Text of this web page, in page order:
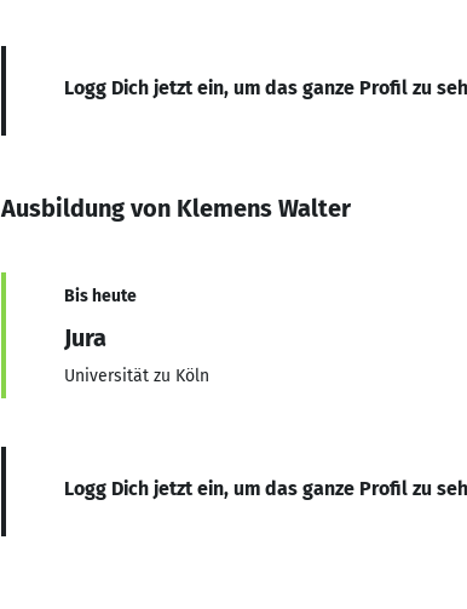
Logg Dich jetzt ein, um das ganze Profil zu
Ausbildung von Klemens Walter
Bis heute
Jura
Universität zu Köln
Logg Dich jetzt ein, um das ganze Profil zu